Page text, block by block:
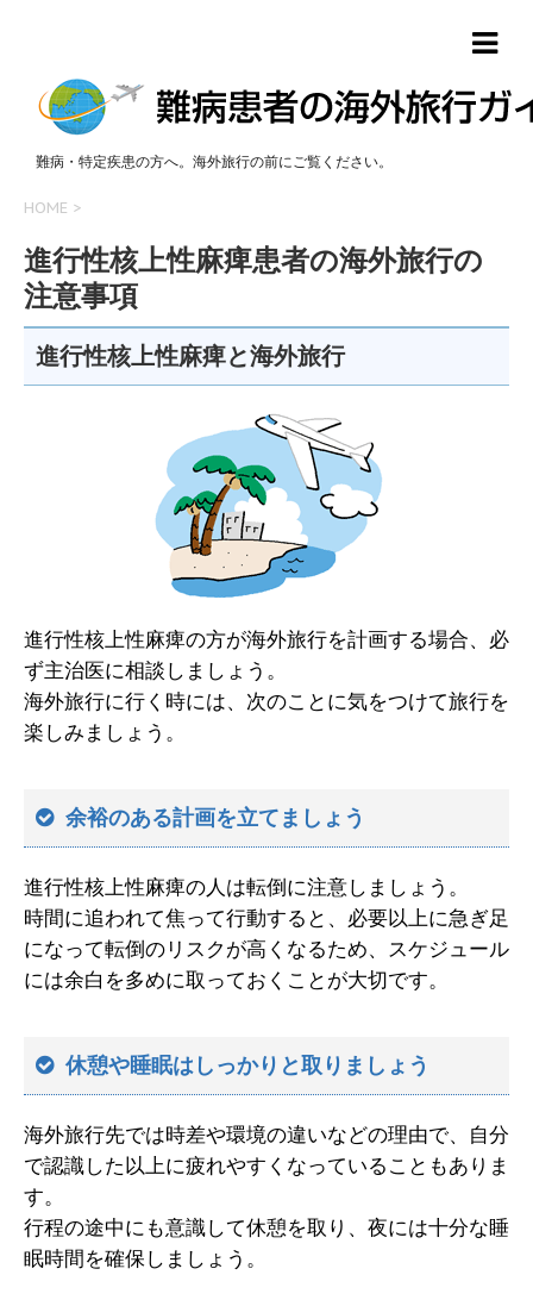
難病・特定疾患の方へ。海外旅行の前にご覧ください。
HOME >
進行性核上性麻痺患者の海外旅行の
注意事項
進行性核上性麻痺と海外旅行
進行性核上性麻痺の方が海外旅行を計画する場合、必
ず主治医に相談しましょう。
海外旅行に行く時には、次のことに気をつけて旅行を
楽しみましょう。
余裕のある計画を立てましょう
進行性核上性麻痺の人は転倒に注意しましょう。
時間に追われて焦って行動すると、必要以上に急ぎ足
になって転倒のリスクが高くなるため、スケジュール
には余白を多めに取っておくことが大切です。
休憩や睡眠はしっかりと取りましょう
海外旅行先では時差や環境の違いなどの理由で、自分
で認識した以上に疲れやすくなっていることもありま
す。
行程の途中にも意識して休憩を取り、夜には十分な睡
眠時間を確保しましょう。